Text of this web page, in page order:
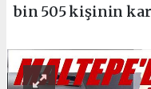
bin 505 kişinin